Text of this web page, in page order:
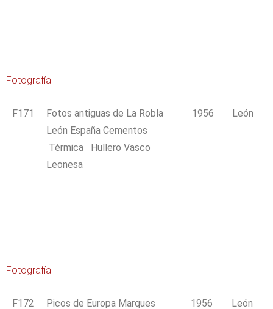
Fotografía
F171
Fotos antiguas de La Robla
León España Cementos
Térmica Hullero Vasco
Leonesa
1956 León
Fotografía
F172
Picos de Europa Marques
1956 León